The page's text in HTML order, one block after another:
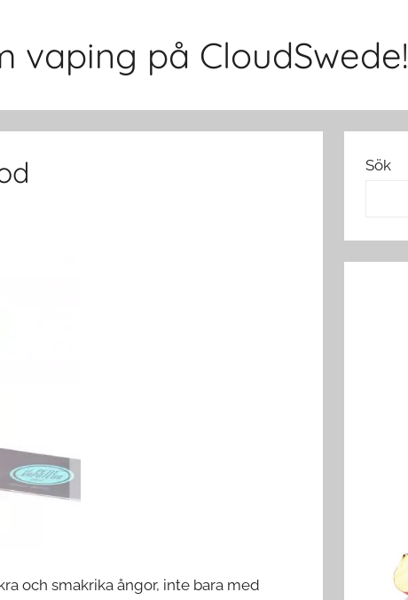
på CloudSwede!
och smakrika ångor, inte bara med
Sök